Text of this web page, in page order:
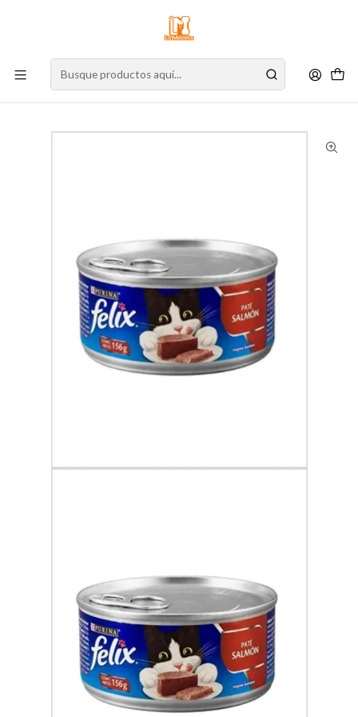
Nuestro stock online es independiente de la tienda física.
Compre por la web para garantizar sus productos y espere nuestra
Inicio Gato Alimento para Gatos Alimento Húmedo
Lata
Pate Felix Salmon 156 g